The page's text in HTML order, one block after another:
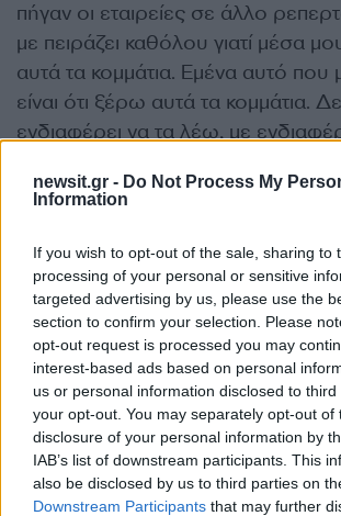
newsit.gr - Do Not Process My
Information
If you wish to opt-out of the sale, sharing to
processing of your personal or sensitive
targeted advertising by us, please use the
section to confirm your selection. Please
opt-out request is processed you may
interest-based ads based on personal
us or personal information disclosed to
your opt-out. You may separately opt-out of
disclosure of your personal information by
IAB’s list of downstream participants. This
also be disclosed by us to third parties on
Downstream Participants that may further
πήγαν οι εταιρείες σε άλλο
με πειράζει καθόλου γιατί μέσα
αυτά τα κομμάτια. Εμένα αυτό που
είναι ότι ξέρω αυτά τα κομμάτια.
ενδιαφέρει να τα λέω, με